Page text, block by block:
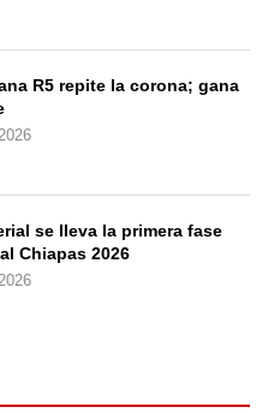
R5 repite la corona; gana
se lleva la primera fase
Chiapas 2026